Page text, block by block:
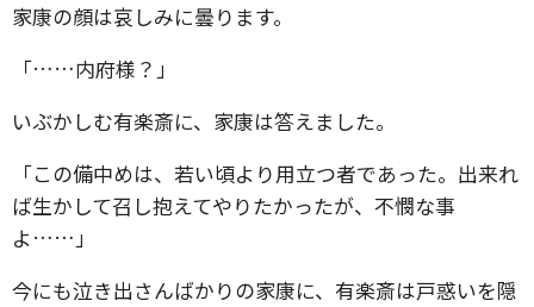
家康の顔は哀しみに曇ります。
「……内府様？」
いぶかしむ有楽斎に、家康は答えました。
「この備中めは、若い頃より用立つ者であった。出来れ
ば生かして召し抱えてやりたかったが、不憫な事
よ……」
今にも泣き出さんばかりの家康に、有楽斎は戸惑いを隠